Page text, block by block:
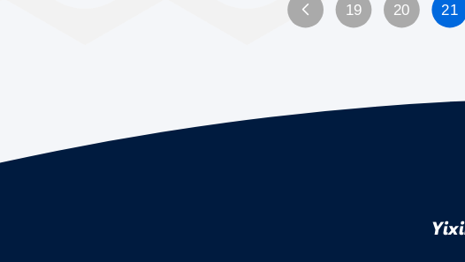
19 20 21